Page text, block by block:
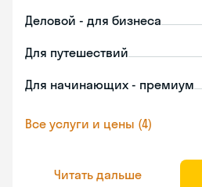
Деловой - для бизнеса
Для путешествий
Для начинающих - премиум
Все услуги и цены (4)
Читать дальше